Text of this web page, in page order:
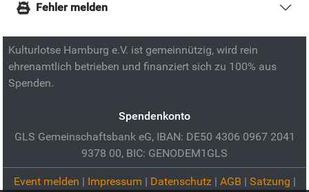
Fehler melden
Kulturlotse Hamburg e.V. ist gemeinnützig, wird rein
ehrenamtlich betrieben und finanziert sich zu 100% aus
Spenden.
Spendenkonto
GLS Gemeinschaftsbank eG, IBAN: DE50 4306 0967 2041
9378 00, BIC: GENODEM1GLS
Event melden | Impressum | Datenschutz| AGB | Satzung |